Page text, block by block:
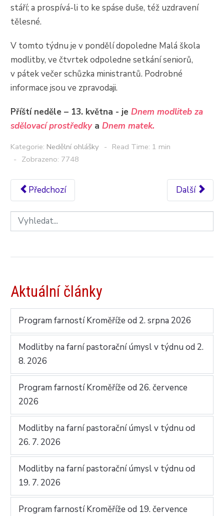
stáří; a prospívá-li to ke spáse duše, též uzdravení
tělesné.
V tomto týdnu je v pondělí dopoledne Malá škola
modlitby, ve čtvrtek odpoledne setkání seniorů,
v pátek večer schůzka ministrantů. Podrobné
informace jsou ve zpravodaji.
Příští neděle – 13. května - jeDnem modliteb za
sdělovací prostředky aDnem matek.
Kategorie: Nedělní ohlášky
Read Time: 1 min
Zobrazeno: 7748
Předchozí Další
Aktuální články
Program farností Kroměříže od 2. srpna 2026
Modlitby na farní pastorační úmysl v týdnu od 2.
8. 2026
Program farností Kroměříže od 26. července
2026
Modlitby na farní pastorační úmysl v týdnu od
26. 7. 2026
Modlitby na farní pastorační úmysl v týdnu od
19. 7. 2026
Program farností Kroměříže od 19. července